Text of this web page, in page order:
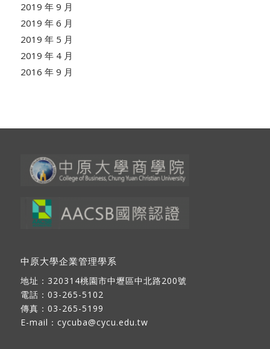
2019 年 9 月
2019 年 6 月
2019 年 5 月
2019 年 4 月
2016 年 9 月
中原大學企業管理學系
地址： 320314桃園市中壢區中北路200號
電話：03-265-5102
傳真：03-265-5199
E-mail： cycuba@cycu.edu.tw